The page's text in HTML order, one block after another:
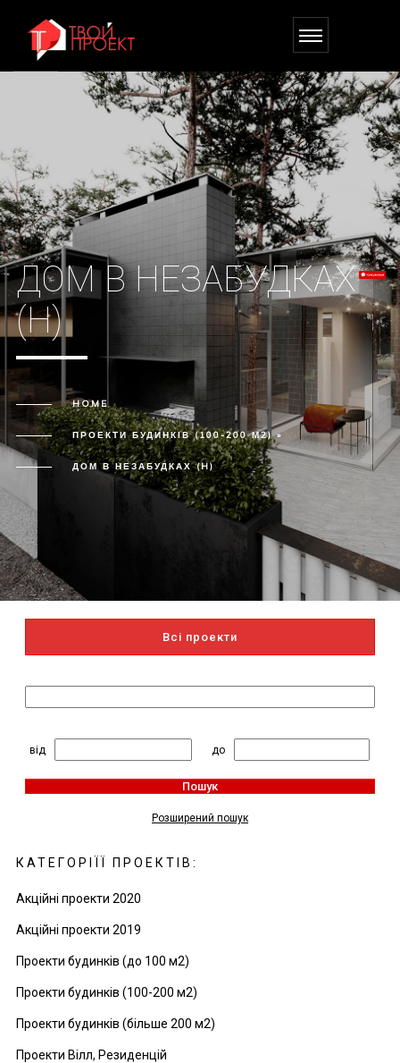
ДОМ В НЕЗАБУДКАХ
(H)
HOME
ПРОЕКТИ БУДИНКІВ (100-200 М2) »
ДОМ В НЕЗАБУДКАХ (H)
Всі проекти
від
до
Пошук
Розширений пошук
КАТЕГОРІЇЇ ПРОЕКТІВ:
Акційні проекти 2020
Акційні проекти 2019
Проекти будинків (до 100 м2)
Проекти будинків (100-200 м2)
Проекти будинків (більше 200 м2)
Проекти Вілл, Резиденцій